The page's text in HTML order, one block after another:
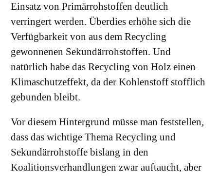
Einsatz von Primärrohstoffen deutlich
verringert werden. Überdies erhöhe sich die
Verfügbarkeit von aus dem Recycling
gewonnenen Sekundärrohstoffen. Und
natürlich habe das Recycling von Holz einen
Klimaschutzeffekt, da der Kohlenstoff stofflich
gebunden bleibt.
Vor diesem Hintergrund müsse man feststellen,
dass das wichtige Thema Recycling und
Sekundärrohstoffe bislang in den
Koalitionsverhandlungen zwar auftaucht, aber